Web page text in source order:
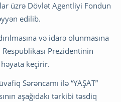
üzrə Dövlət Agentliyi Fondun
edilib.
və idarə olunmasına
Prezidentinin
həyata keçirir.
Sərəncamı ilə “YAŞAT”
aşağıdakı tərkibi təsdiq